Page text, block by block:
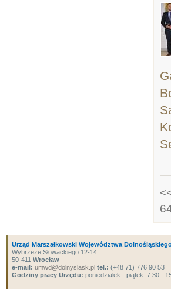
Urząd Marszałkowski Województwa
Wybrzeże Słowackiego 12-14
50-411 Wrocław
e-mail: umwd@dolnyslask.pl tel.: (+48 71) 776 90 53
Godziny pracy Urzędu: poniedziałek - piątek: 7.30 -